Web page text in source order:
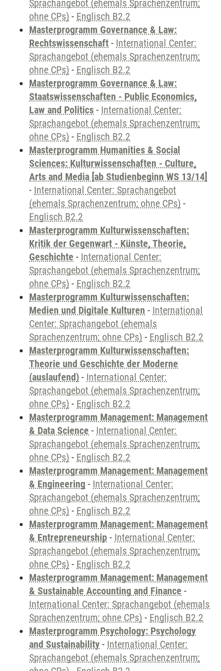
Sprachangebot (ehemals Sprachenzentrum;
ohne CPs) - Englisch B2.2
Masterprogramm Governance & Law:
Rechtswissenschaft - International Center:
Sprachangebot (ehemals Sprachenzentrum;
ohne CPs) - Englisch B2.2
Masterprogramm Governance & Law:
Staatswissenschaften - Public Economics,
Law and Politics - International Center:
Sprachangebot (ehemals Sprachenzentrum;
ohne CPs) - Englisch B2.2
Masterprogramm Humanities & Social
Sciences: Kulturwissenschaften - Culture,
Arts and Media [ab Studienbeginn WS 13/14]
- International Center: Sprachangebot
(ehemals Sprachenzentrum; ohne CPs) -
Englisch B2.2
Masterprogramm Kulturwissenschaften:
Kritik der Gegenwart - Künste, Theorie,
Geschichte - International Center:
Sprachangebot (ehemals Sprachenzentrum;
ohne CPs) - Englisch B2.2
Masterprogramm Kulturwissenschaften:
Medien und Digitale Kulturen - International
Center: Sprachangebot (ehemals
Sprachenzentrum; ohne CPs) - Englisch B2.2
Masterprogramm Kulturwissenschaften:
Theorie und Geschichte der Moderne
(auslaufend) - International Center:
Sprachangebot (ehemals Sprachenzentrum;
ohne CPs) - Englisch B2.2
Masterprogramm Management: Management
& Data Science - International Center:
Sprachangebot (ehemals Sprachenzentrum;
ohne CPs) - Englisch B2.2
Masterprogramm Management: Management
& Engineering - International Center:
Sprachangebot (ehemals Sprachenzentrum;
ohne CPs) - Englisch B2.2
Masterprogramm Management: Management
& Entrepreneurship - International Center:
Sprachangebot (ehemals Sprachenzentrum;
ohne CPs) - Englisch B2.2
Masterprogramm Management: Management
& Sustainable Accounting and Finance -
International Center: Sprachangebot (ehemals
Sprachenzentrum; ohne CPs) - Englisch B2.2
Masterprogramm Psychology: Psychology
and Sustainability - International Center:
Sprachangebot (ehemals Sprachenzentrum;